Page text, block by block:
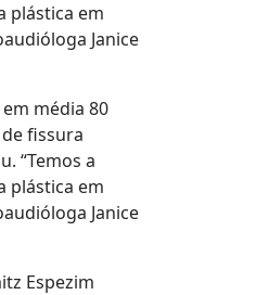
plástica em
Janice
média 80
fissura
“Temos a
plástica em
Janice
Espezim